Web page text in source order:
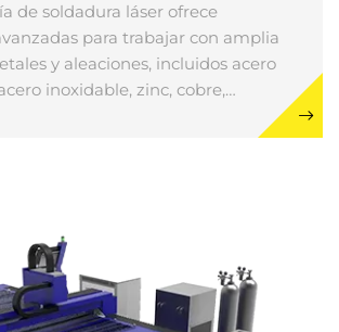
de soldadura láser ofrece
para trabajar con amplia
y aleaciones, incluidos acero
inoxidable, zinc, cobre,
y metales preciosos como oro